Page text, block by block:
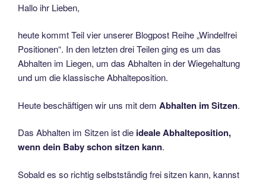
Hallo ihr Lieben,
heute kommt Teil vier unserer Blogpost Reihe „Windelfrei
Positionen“. In den letzten drei Teilen ging es um das
Abhalten im Liegen, um das Abhalten in der Wiegehaltung
und um die klassische Abhalteposition.
Heute beschäftigen wir uns mit dem Abhalten im Sitzen.
Das Abhalten im Sitzen ist die ideale Abhalteposition,
wenn dein Baby schon sitzen kann.
Sobald es so richtig selbstständig frei sitzen kann, kannst